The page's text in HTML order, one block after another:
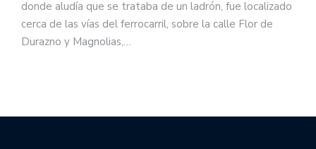
donde aludía que se trataba de un ladrón, fue localizado
cerca de las vías del ferrocarril, sobre la calle Flor de
Durazno y Magnolias,…